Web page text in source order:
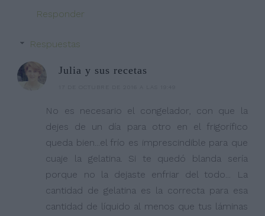
Responder
Respuestas
Julia y sus recetas
No es necesario el congelador, con que la
dejes de un día para otro en el frigorífico
queda bien...el frío es imprescindible para que
cuaje la gelatina. Si te quedó blanda sería
porque no la dejaste enfriar del todo... La
cantidad de gelatina es la correcta para esa
cantidad de líquido al menos que tus láminas